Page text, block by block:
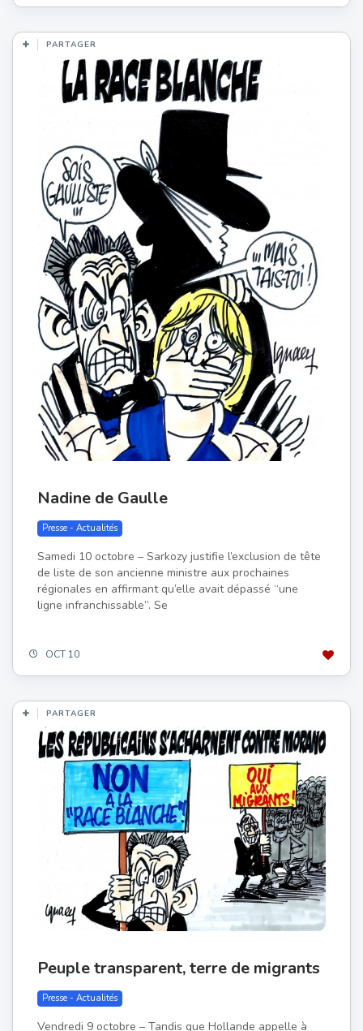
PARTAGER
Nadine de Gaulle
Presse - Actualités
Samedi 10 octobre – Sarkozy justifie l’exclusion de tête
de liste de son ancienne ministre aux prochaines
régionales en affirmant qu’elle avait dépassé “une
ligne infranchissable”. Se
OCT 10
PARTAGER
Peuple transparent, terre de migrants
Presse - Actualités
Vendredi 9 octobre – Tandis que Hollande appelle à